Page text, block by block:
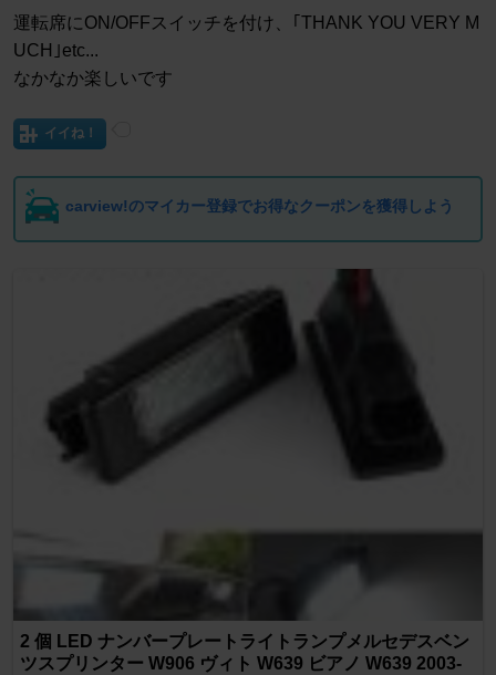
運転席にON/OFFスイッチを付け、｢THANK YOU VERY M
UCH｣etc...
なかなか楽しいです
イイね！
carview!のマイカー登録でお得なクーポンを獲得しよう
2 個 LED ナンバープレートライトランプメルセデスベン
ツスプリンター W906 ヴィト W639 ビアノ W639 2003-